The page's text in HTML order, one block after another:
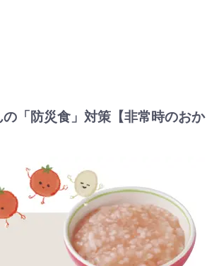
「防災食」対策【非常時のおか